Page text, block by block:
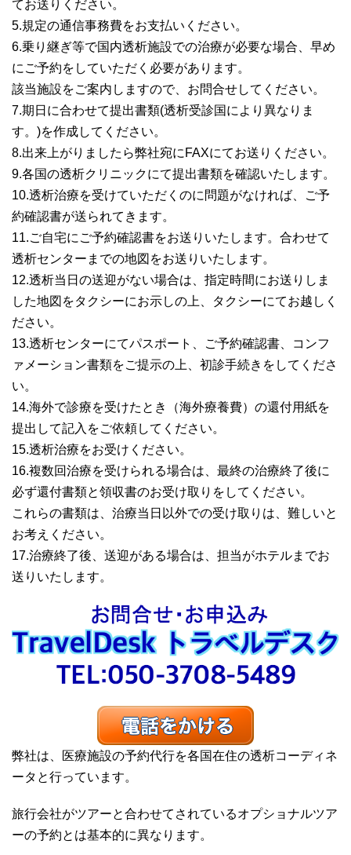
てお送りください。
5.規定の通信事務費をお支払いください。
6.乗り継ぎ等で国内透析施設での治療が必要な場合、早め
にご予約をしていただく必要があります。
該当施設をご案内しますので、お問合せしてください。
7.期日に合わせて提出書類(透析受診国により異なりま
す。)を作成してください。
8.出来上がりましたら弊社宛にFAXにてお送りください。
9.各国の透析クリニックにて提出書類を確認いたします。
10.透析治療を受けていただくのに問題がなければ、ご予
約確認書が送られてきます。
11.ご自宅にご予約確認書をお送りいたします。合わせて
透析センターまでの地図をお送りいたします。
12.透析当日の送迎がない場合は、指定時間にお送りしま
した地図をタクシーにお示しの上、タクシーにてお越しく
ださい。
13.透析センターにてパスポート、ご予約確認書、コンフ
ァメーション書類をご提示の上、初診手続きをしてくださ
い。
14.海外で診療を受けたとき（海外療養費）の還付用紙を
提出して記入をご依頼してください。
15.透析治療をお受けください。
16.複数回治療を受けられる場合は、最終の治療終了後に
必ず還付書類と領収書のお受け取りをしてください。
これらの書類は、治療当日以外での受け取りは、難しいと
お考えください。
17.治療終了後、送迎がある場合は、担当がホテルまでお
送りいたします。
弊社は、医療施設の予約代行を各国在住の透析コーディネ
ータと行っています。
旅行会社がツアーと合わせてされているオプショナルツア
ーの予約とは基本的に異なります。